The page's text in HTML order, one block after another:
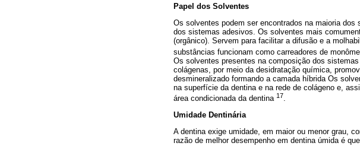
Papel dos Solventes
Os solventes podem ser encontrados na maioria
dos sistemas adesivos. Os solventes mais
(orgânico). Servem para facilitar a difusão e a
substâncias funcionam como carreadores de
Os solventes presentes na composição dos
colágenas, por meio da desidratação química,
desmineralizado formando a camada híbrida Os
na superfície da dentina e na rede de colágeno e,
área condicionada da dentina 17
Umidade Dentinária
A dentina exige umidade, em maior ou menor grau,
razão de melhor desempenho em dentina úmida é